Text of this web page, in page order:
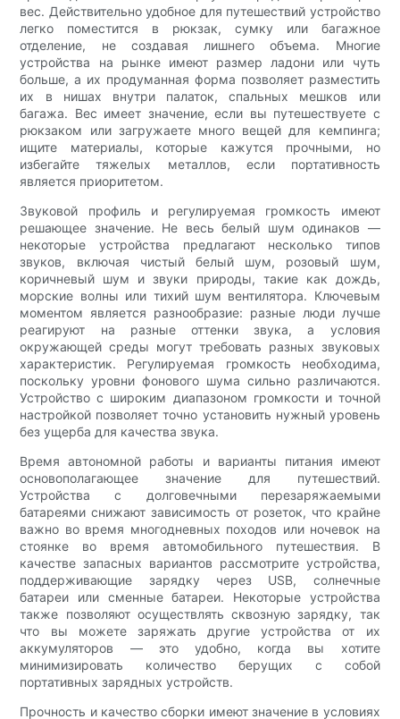
вес. Действительно удобное для путешествий устройство
легко поместится в рюкзак, сумку или багажное
отделение, не создавая лишнего объема. Многие
устройства на рынке имеют размер ладони или чуть
больше, а их продуманная форма позволяет разместить
их в нишах внутри палаток, спальных мешков или
багажа. Вес имеет значение, если вы путешествуете с
рюкзаком или загружаете много вещей для кемпинга;
ищите материалы, которые кажутся прочными, но
избегайте тяжелых металлов, если портативность
является приоритетом.
Звуковой профиль и регулируемая громкость имеют
решающее значение. Не весь белый шум одинаков —
некоторые устройства предлагают несколько типов
звуков, включая чистый белый шум, розовый шум,
коричневый шум и звуки природы, такие как дождь,
морские волны или тихий шум вентилятора. Ключевым
моментом является разнообразие: разные люди лучше
реагируют на разные оттенки звука, а условия
окружающей среды могут требовать разных звуковых
характеристик. Регулируемая громкость необходима,
поскольку уровни фонового шума сильно различаются.
Устройство с широким диапазоном громкости и точной
настройкой позволяет точно установить нужный уровень
без ущерба для качества звука.
Время автономной работы и варианты питания имеют
основополагающее значение для путешествий.
Устройства с долговечными перезаряжаемыми
батареями снижают зависимость от розеток, что крайне
важно во время многодневных походов или ночевок на
стоянке во время автомобильного путешествия. В
качестве запасных вариантов рассмотрите устройства,
поддерживающие зарядку через USB, солнечные
батареи или сменные батареи. Некоторые устройства
также позволяют осуществлять сквозную зарядку, так
что вы можете заряжать другие устройства от их
аккумуляторов — это удобно, когда вы хотите
минимизировать количество берущих с собой
портативных зарядных устройств.
Прочность и качество сборки имеют значение в условиях